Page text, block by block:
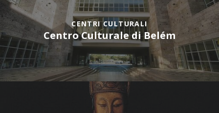
CENTRI CULTURALI
Centro Culturale di Belém